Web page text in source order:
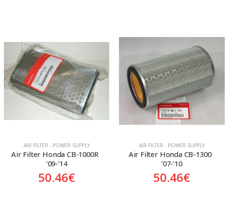
AIR FILTER - POWER SUPPLY
Air Filter Honda CB-1000R
’09-’14
50.46€
AIR FILTER - POWER SUPPLY
Air Filter Honda CB-1300
’07-’10
50.46€